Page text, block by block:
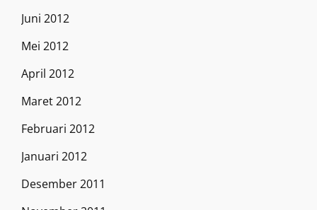
Juni 2012
Mei 2012
April 2012
Maret 2012
Februari 2012
Januari 2012
Desember 2011